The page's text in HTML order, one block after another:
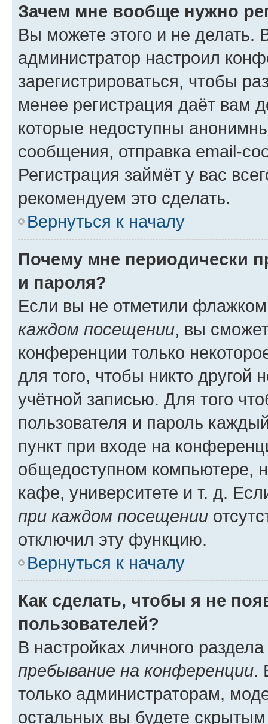
Зачем мне вообще нужно
Вы можете этого и не делать.
администратор настроил
зарегистрироваться, чтобы
менее регистрация даёт вам
которые недоступны
сообщения, отправка email-
Регистрация займёт у вас
рекомендуем это сделать.
Вернуться к началу
Почему мне периодически
и пароля?
Если вы не отметили
каждом посещении, вы
конференции только
для того, чтобы никто другой
учётной записью. Для того
пользователя и пароль
пункт при входе на
общедоступном компьютере,
кафе, университете и т. д.
при каждом посещении
отключил эту функцию.
Вернуться к началу
Как сделать, чтобы я не
пользователей?
В настройках личного
пребывание на конференции.
только администраторам,
остальных вы будете